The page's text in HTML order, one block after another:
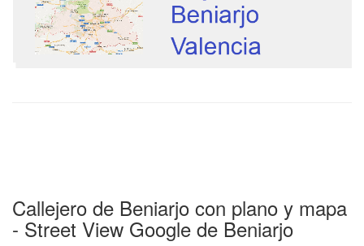
Callejero de Beniarjo con plano y mapa
- Street View Google de Beniarjo